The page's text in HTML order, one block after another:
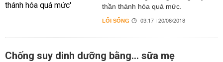
thần thánh hóa quá mức.
LỐI SỐNG 03:17 | 20/06/2018
Chống suy dinh dưỡng bằng... sữa mẹ